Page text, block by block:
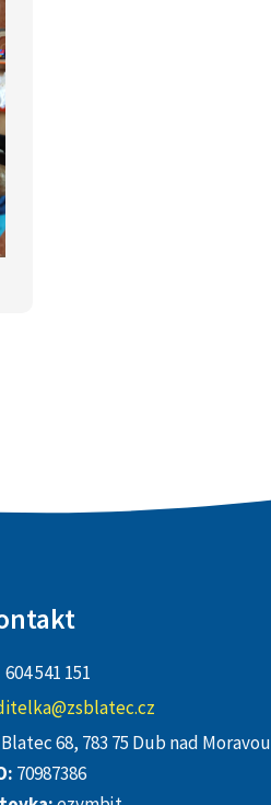
604 541 151
Blatec 68, 783 75 Dub nad Moravou
70987386